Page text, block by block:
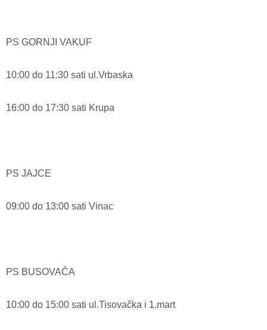
PS GORNJI VAKUF
10:00 do 11:30 sati ul.Vrbaska
16:00 do 17:30 sati Krupa
PS JAJCE
09:00 do 13:00 sati Vinac
PS BUSOVAČA
10:00 do 15:00 sati ul.Tisovačka i 1.mart